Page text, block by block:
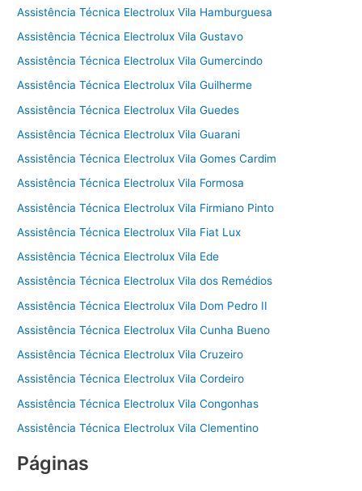
Assistência Técnica Electrolux Vila Hamburguesa
Assistência Técnica Electrolux Vila Gustavo
Assistência Técnica Electrolux Vila Gumercindo
Assistência Técnica Electrolux Vila Guilherme
Assistência Técnica Electrolux Vila Guedes
Assistência Técnica Electrolux Vila Guarani
Assistência Técnica Electrolux Vila Gomes Cardim
Assistência Técnica Electrolux Vila Formosa
Assistência Técnica Electrolux Vila Firmiano Pinto
Assistência Técnica Electrolux Vila Fiat Lux
Assistência Técnica Electrolux Vila Ede
Assistência Técnica Electrolux Vila dos Remédios
Assistência Técnica Electrolux Vila Dom Pedro II
Assistência Técnica Electrolux Vila Cunha Bueno
Assistência Técnica Electrolux Vila Cruzeiro
Assistência Técnica Electrolux Vila Cordeiro
Assistência Técnica Electrolux Vila Congonhas
Assistência Técnica Electrolux Vila Clementino
Páginas